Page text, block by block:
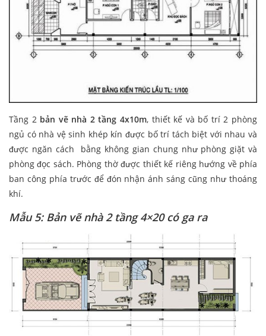
Tầng 2 bản vẽ nhà 2 tầng 4x10m, thiết kế và bố trí 2 phòng
ngủ có nhà vệ sinh khép kín được bố trí tách biệt với nhau và
được ngăn cách bằng không gian chung như phòng giặt và
phòng đọc sách. Phòng thờ được thiết kế riêng hướng về phía
ban công phía trước để đón nhận ánh sáng cũng như thoáng
khí.
Mẫu 5: Bản vẽ nhà 2 tầng 4×20 có ga ra